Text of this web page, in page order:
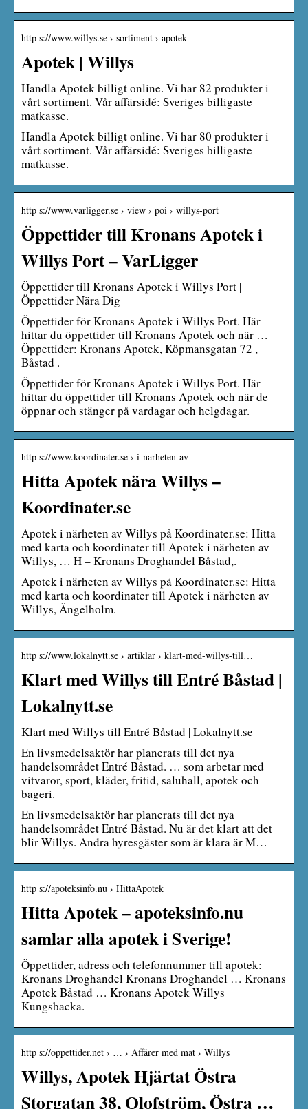
http s://www.willys.se › sortiment › apotek
Apotek | Willys
Handla Apotek billigt online. Vi har 82 produkter i
vårt sortiment. Vår affärsidé: Sveriges billigaste
matkasse.
Handla Apotek billigt online. Vi har 80 produkter i
vårt sortiment. Vår affärsidé: Sveriges billigaste
matkasse.
http s://www.varligger.se › view › poi › willys-port
Öppettider till Kronans Apotek i
Willys Port – VarLigger
Öppettider till Kronans Apotek i Willys Port |
Öppettider Nära Dig
Öppettider för Kronans Apotek i Willys Port. Här
hittar du öppettider till Kronans Apotek och när …
Öppettider: Kronans Apotek, Köpmansgatan 72 ,
Båstad .
Öppettider för Kronans Apotek i Willys Port. Här
hittar du öppettider till Kronans Apotek och när de
öppnar och stänger på vardagar och helgdagar.
http s://www.koordinater.se › i-narheten-av
Hitta Apotek nära Willys –
Koordinater.se
Apotek i närheten av Willys på Koordinater.se: Hitta
med karta och koordinater till Apotek i närheten av
Willys, … H – Kronans Droghandel Båstad,.
Apotek i närheten av Willys på Koordinater.se: Hitta
med karta och koordinater till Apotek i närheten av
Willys, Ängelholm.
http s://www.lokalnytt.se › artiklar › klart-med-willys-till…
Klart med Willys till Entré Båstad |
Lokalnytt.se
Klart med Willys till Entré Båstad | Lokalnytt.se
En livsmedelsaktör har planerats till det nya
handelsområdet Entré Båstad. … som arbetar med
vitvaror, sport, kläder, fritid, saluhall, apotek och
bageri.
En livsmedelsaktör har planerats till det nya
handelsområdet Entré Båstad. Nu är det klart att det
blir Willys. Andra hyresgäster som är klara är M…
http s://apoteksinfo.nu › HittaApotek
Hitta Apotek – apoteksinfo.nu
samlar alla apotek i Sverige!
Öppettider, adress och telefonnummer till apotek:
Kronans Droghandel Kronans Droghandel … Kronans
Apotek Båstad … Kronans Apotek Willys
Kungsbacka.
http s://oppettider.net › … › Affärer med mat › Willys
Willys, Apotek Hjärtat Östra
Storgatan 38, Olofström, Östra …